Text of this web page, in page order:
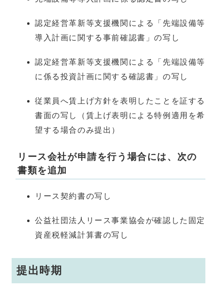
認定経営革新等支援機関による「先端設備等
導入計画に関する事前確認書」の写し
認定経営革新等支援機関による「先端設備等
に係る投資計画に関する確認書」の写し
従業員へ賃上げ方針を表明したことを証する
書面の写し（賃上げ表明による特例適用を希
望する場合のみ提出）
リース会社が申請を行う場合には、次の
書類を追加
リース契約書の写し
公益社団法人リース事業協会が確認した固定
資産税軽減計算書の写し
提出時期